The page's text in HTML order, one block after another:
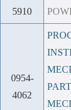
5910
0954-
4062